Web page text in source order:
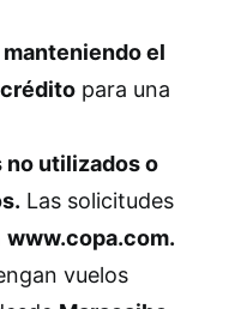
el
para una
no utilizados o
Las solicitudes
www.copa.com.
vuelos